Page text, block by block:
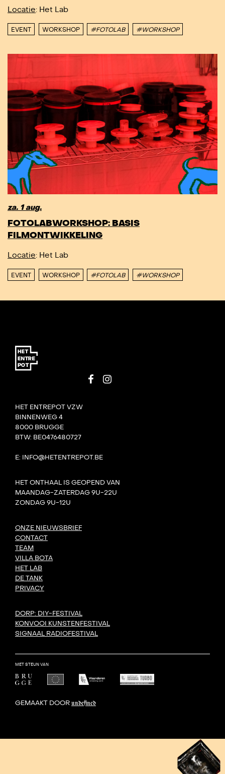
Locatie: Het Lab
EVENT WORKSHOP #FOTOLAB #WORKSHOP
za. 1 aug.
FOTOLABWORKSHOP: BASIS
FILMONTWIKKELING
Locatie: Het Lab
EVENT WORKSHOP #FOTOLAB #WORKSHOP
HET ENTREPOT VZW
BINNENWEG 4
8000 BRUGGE
BTW: BE0476480727
E: INFO@HETENTREPOT.BE
HET ONTHAAL IS GEOPEND VAN
MAANDAG-ZATERDAG 9U-22U
ZONDAG 9U-12U
ONZE NIEUWSBRIEF
CONTACT
TEAM
VILLA BOTA
HET LAB
DE TANK
PRIVACY
DORP: DIY-FESTIVAL
KONVOOI KUNSTENFESTIVAL
SIGNAAL RADIOFESTIVAL
MET STEUN VAN
GEMAAKT DOOR undefined